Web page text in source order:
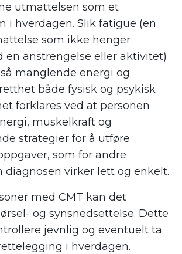
utmattelsen som et
i hverdagen. Slik fatigue (en
som ikke henger
en anstrengelse eller aktivitet)
manglende energi og
både fysisk og psykisk
forklares ved at personen
muskelkraft og
strategier for å utføre
som for andre
diagnosen virker lett og enkelt.
med CMT kan det
og synsnedsettelse. Dette
jevnlig og eventuelt ta
i hverdagen.